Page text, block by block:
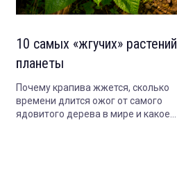
10 самых «жгучих» растений
планеты
Почему крапива жжется, сколько
времени длится ожог от самого
ядовитого дерева в мире и какое